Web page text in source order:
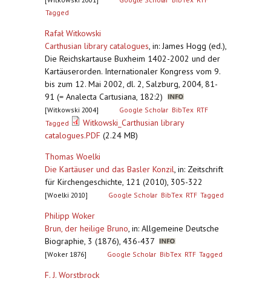
Tagged
Rafał Witkowski
Carthusian library catalogues, in: James Hogg (ed.),
Die Reichskartause Buxheim 1402-2002 und der
Kartäuserorden. Internationaler Kongress vom 9.
bis zum 12. Mai 2002, dl. 2, Salzburg, 2004, 81-
91 (= Analecta Cartusiana, 182:2)
[Witkowski 2004] Google Scholar BibTex RTF
Tagged
Witkowski_Carthusian library
catalogues.PDF (2.24 MB)
Thomas Woelki
Die Kartäuser und das Basler Konzil, in: Zeitschrift
für Kirchengeschichte, 121 (2010), 305-322
[Woelki 2010] Google Scholar BibTex RTF Tagged
Philipp Woker
Brun, der heilige Bruno, in: Allgemeine Deutsche
Biographie, 3 (1876), 436-437
[Woker 1876] Google Scholar BibTex RTF Tagged
F. J. Worstbrock